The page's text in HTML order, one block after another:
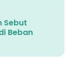
Sebut
Beban